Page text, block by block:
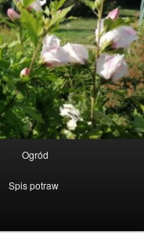
Ogród
Spis potraw